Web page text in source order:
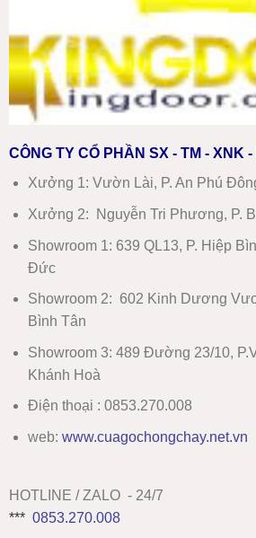
CÔNG TY CỔ PHẦN SX - TM - XNK
Xưởng 1: Vườn Lài, P. An Phú
Xưởng 2: Nguyễn Tri Phương, P.
Showroom 1: 639 QL13, P. Hiệp
Đức
Showroom 2: 602 Kinh Dương
Bình Tân
Showroom 3: 489 Đường 23/10,
Khánh Hoà
Điện thoại : 0853.270.008
web: www.cuagochongchay.net.vn
HOTLINE / ZALO - 24/7
*** 0853.270.008